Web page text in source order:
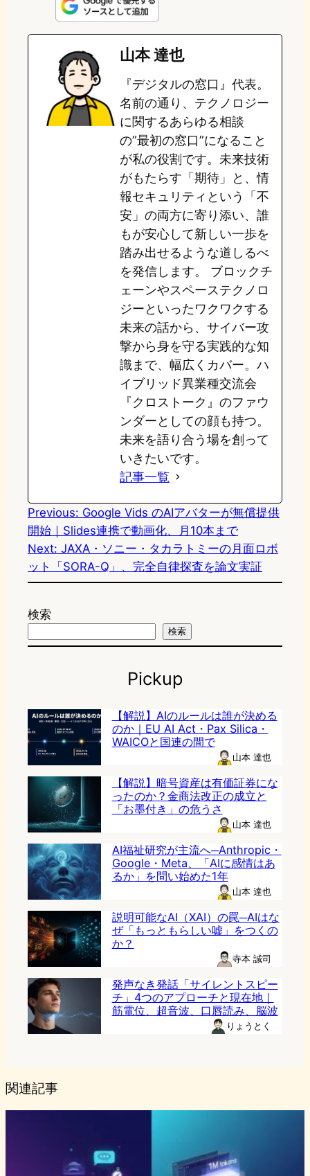
n
e
s
t
o
o
n
u
e
s
k
e
b
o
o
k
e
a
山本 達也
『デジタルの窓口』代表。
名前の通り、テクノロジー
に関するあらゆる相談
の”最初の窓口”になること
が私の役割です。未来技術
がもたらす「期待」と、情
報セキュリティという「不
安」の両方に寄り添い、誰
もが安心して新しい一歩を
踏み出せるような道しるべ
を発信します。 ブロックチ
ェーンやスペーステクノロ
ジーといったワクワクする
未来の話から、サイバー攻
撃から身を守る実践的な知
識まで、幅広くカバー。ハ
イブリッド異業種交流会
『クロストーク』のファウ
ンダーとしての顔も持つ。
未来を語り合う場を創って
いきたいです。
記事一覧
Previous: Google Vids のAIアバターが無償提供
開始｜Slides連携で動画化、月10本まで
Next: JAXA・ソニー・タカラトミーの月面ロボ
ット「SORA-Q」、完全自律探査を論文実証
検索
検索
Pickup
【解説】AIのルールは誰が決める
のか｜EU AI Act・Pax Silica・
WAICOと国連の間で
山本 達也
【解説】暗号資産は有価証券にな
ったのか？金商法改正の成立と
「お墨付き」の危うさ
山本 達也
AI福祉研究が主流へ─Anthropic・
Google・Meta、「AIに感情はあ
るか」を問い始めた1年
山本 達也
説明可能なAI（XAI）の罠─AIはな
ぜ「もっともらしい嘘」をつくの
か？
寺本 誠司
発声なき発話「サイレントスピー
チ」4つのアプローチと現在地｜
筋電位、超音波、口唇読み、脳波
りょうとく
関連記事